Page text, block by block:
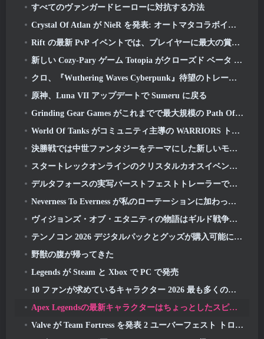
すべてのヴァンガードヒーローに対抗する方法
Crystal Of Atlan が NieR を発表: オートマタコラボイベント
Rift の最新 PvP イベントでは、プレイヤーに最大の賞金を獲得するチャンスが提供されます 4000 クレジットと新しいタイトル
新しい Cozy-Pary ゲーム Totopia がクローズド ベータ プレイテストを開始
クロ、『Wuthering Waves Cyber​​punk』待望のトレーラーを公開: エッジランナーズ クロスオーバー
原神、Luna VII アップデートで Sumeru に戻る
Grinding Gear Games がこれまでで最大規模の Path Of Exile II アップデートを公開, 古代人の帰還
World Of Tanks がコミュニティ主導の WARRIORS トーナメントを発表
決勝戦では中世ファンタジーをテーマにした新しいモード「Dragon's Claim」が登場
スタートレックオンラインのクリスタルカオスイベントでソリア人が戻ってくる
デルタフォースの実写バーストフェストトレーラーでWWEのダミアン・プリーストが「ルートキャンプ」でトレーニングを受ける
Neverness To Everness が私のローテーションに加わった理由, 今のところ
ヴィジョンズ・オブ・エタニティの物語はギルド戦争で続く 2 来週
テンノコン 2026 デジタルパックとグッズが購入可能になりました
野獣の腹が帰ってきた
Legends が Steam と Xbox で PC で発売
10 ファンが求めているキャラクター 2026 最も多くのマーベルライバルの名簿とそれらが起こる可能性
Apex Legendsの最新キャラクターはちょっとしたスピードの悪魔です
Valve が Team Fortress を発表 2 ユーバーフェスト トロフィー デザイン コンテスト